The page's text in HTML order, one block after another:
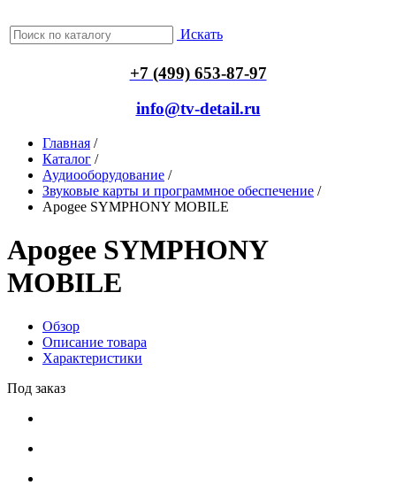
Искать
+7 (499) 653-87-97
info@tv-detail.ru
Главная /
Каталог /
Аудиооборудование /
Звуковые карты и программное обеспечение /
Apogee SYMPHONY MOBILE
Apogee SYMPHONY
MOBILE
Обзор
Описание товара
Характеристики
Под заказ